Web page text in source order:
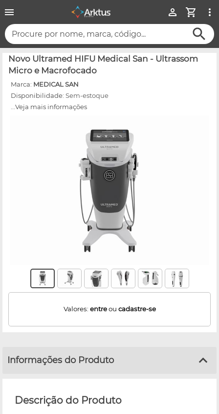
Procure por nome, marca, código...
Novo Ultramed HIFU Medical San - Ultrassom
Micro e Macrofocado
Marca: MEDICAL SAN
Disponibilidade: Sem-estoque
...Veja mais informações
Valores: entreou cadastre-se
Informações do Produto
Descrição do Produto